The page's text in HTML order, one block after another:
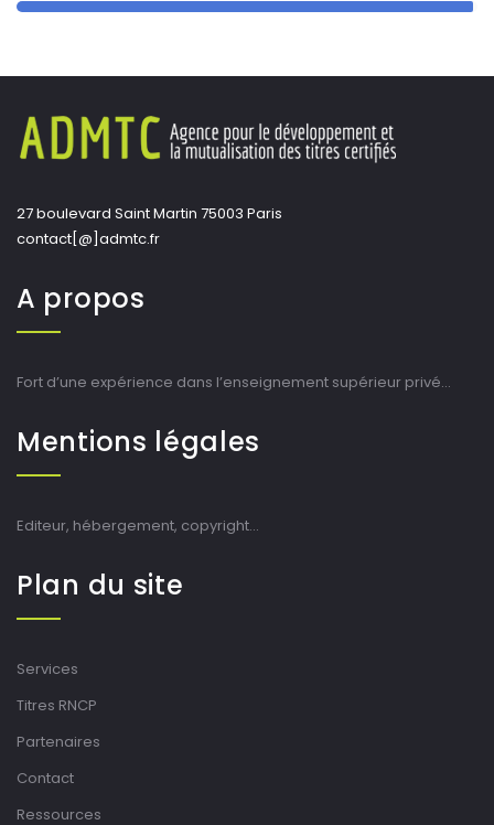
27 boulevard Saint Martin 75003 Paris
contact[@]admtc.fr
A propos
Fort d’une expérience dans l’enseignement supérieur privé…
Mentions légales
Editeur, hébergement, copyright…
Plan du site
Services
Titres RNCP
Partenaires
Contact
Ressources